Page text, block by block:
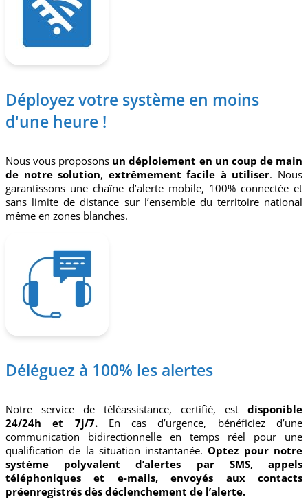
Déployez votre système en moins
d'une heure !
Nous vous proposons un déploiement en un coup de main
de notre solution, extrêmement facile à utiliser. Nous
garantissons une chaîne d’alerte mobile, 100% connectée et
sans limite de distance sur l’ensemble du territoire national
même en zones blanches.
Déléguez à 100% les alertes
Notre service de téléassistance, certifié, est disponible
24/24h et 7j/7. En cas d’urgence, bénéficiez d’une
communication bidirectionnelle en temps réel pour une
qualification de la situation instantanée.Optez pour notre
système polyvalent d’alertes par SMS, appels
téléphoniques et e-mails, envoyés aux contacts
préenregistrés dès déclenchement de l’alerte.